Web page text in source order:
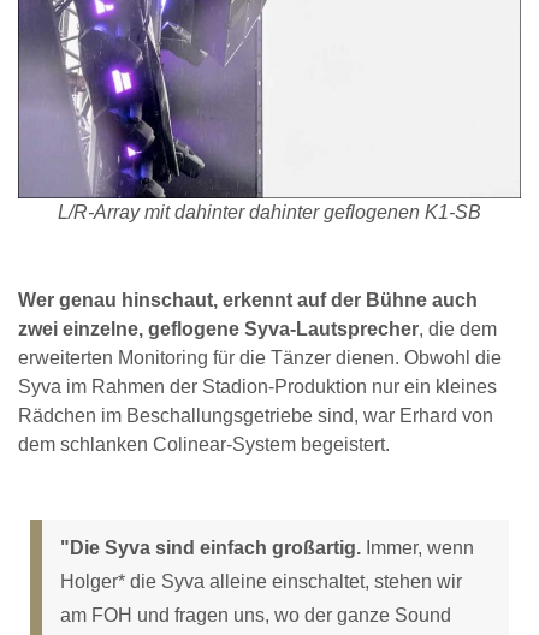
L/R-Array mit dahinter dahinter geflogenen K1-SB
Wer genau hinschaut, erkennt auf der Bühne auch
zwei einzelne, geflogene Syva-Lautsprecher, die dem
erweiterten Monitoring für die Tänzer dienen. Obwohl die
Syva im Rahmen der Stadion-Produktion nur ein kleines
Rädchen im Beschallungsgetriebe sind, war Erhard von
dem schlanken Colinear-System begeistert.
"Die Syva sind einfach großartig. Immer, wenn
Holger* die Syva alleine einschaltet, stehen wir
am FOH und fragen uns, wo der ganze Sound